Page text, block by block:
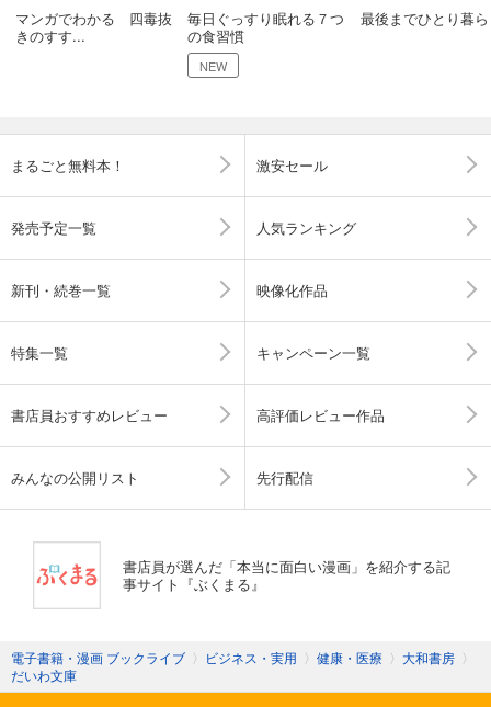
マンガでわかる 四毒抜
きのすす...
毎日ぐっすり眠れる７つ
の食習慣
NEW
最後までひとり暮
まるごと無料本！ 激安セール
発売予定一覧 人気ランキング
新刊・続巻一覧 映像化作品
特集一覧 キャンペーン一覧
書店員おすすめレビュー 高評価レビュー作品
みんなの公開リスト 先行配信
書店員が選んだ「本当に面白い漫画」を紹介する記
事サイト『ぶくまる』
電子書籍・漫画 ブックライブ 〉 ビジネス・実用 〉 健康・医療 〉 大和書房 〉
だいわ文庫